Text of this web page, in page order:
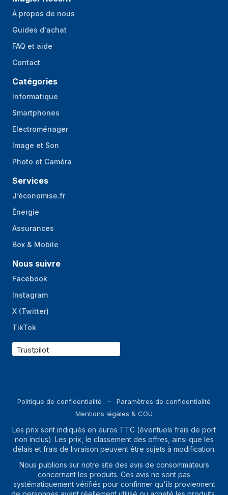
À propos de nous
Guides d'achat
FAQ et aide
Contact
Catégories
Informatique
Smartphones
Electroménager
Image et Son
Photo et Caméra
Services
J’économise.fr
Énergie
Assurances
Box & Mobile
Nous suivre
Facebook
Instagram
X (Twitter)
TikTok
Trustpilot
Politique de confidentialité
Paramètres de confidentialité
Mentions légales & CGU
Les prix sont indiqués en euros TTC (éventuels frais de port
non inclus). Les prix, le classement des offres, ainsi que les
délais et frais de livraison peuvent être sujets à modification.
Nous publions sur notre site des avis de consommateurs
concernant les produits. Ces avis ne sont pas
systématiquement vérifiés pour confirmer qu'ils proviennent